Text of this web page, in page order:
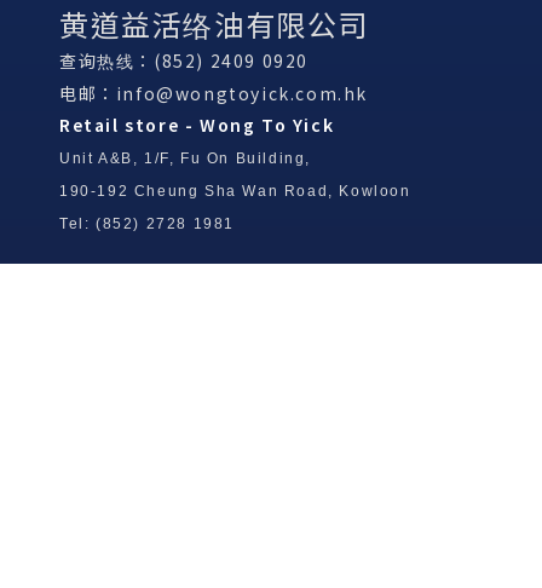
黄道益活络油有限公司
查询热线：(852) 2409 0920
电邮： info@wongtoyick.com.hk
Retail store - Wong To Yick
Unit A&B, 1/F, Fu On Building,
190-192 Cheung Sha Wan Road, Kowloon
Tel: (852) 2728 1981